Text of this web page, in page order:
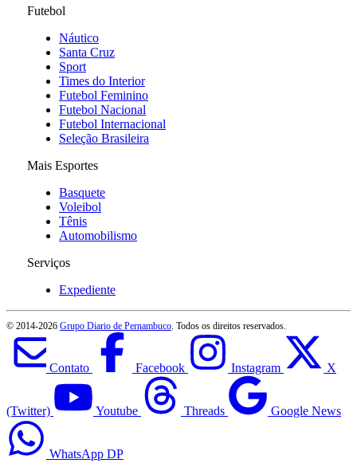
Futebol
Náutico
Santa Cruz
Sport
Times do Interior
Futebol Feminino
Futebol Nacional
Futebol Internacional
Seleção Brasileira
Mais Esportes
Basquete
Voleibol
Tênis
Automobilismo
Serviços
Expediente
© 2014-2026 Grupo Diario de Pernambuco . Todos os direitos reservados.
Contato Facebook Instagram X
(Twitter) Youtube Threads Google News
WhatsApp DP